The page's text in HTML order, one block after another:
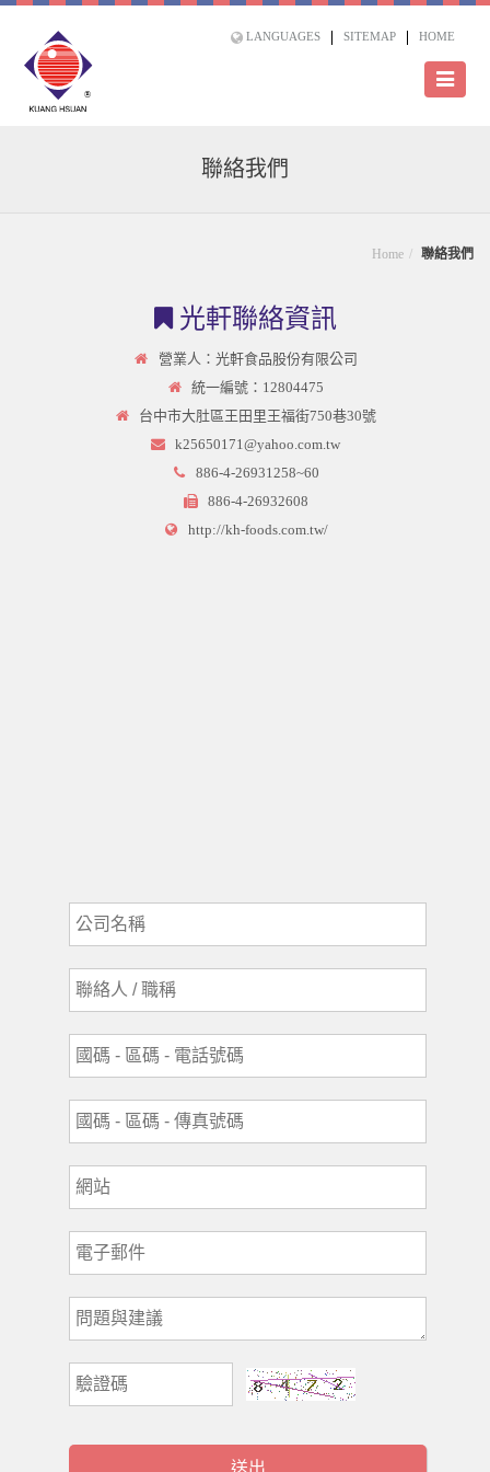
LANGUAGES SITEMAP HOME
聯絡我們
Home 聯絡我們
光軒聯絡資訊
營業人：光軒食品股份有限公司
統一編號：12804475
台中市大肚區王田里王福街750巷30號
k25650171@yahoo.com.tw
886-4-26931258~60
886-4-26932608
http://kh-foods.com.tw/